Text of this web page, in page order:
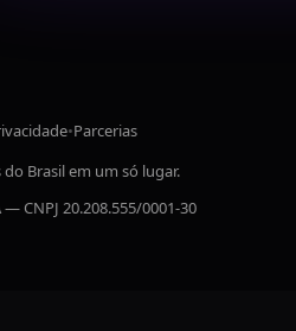
•Parcerias
Brasil em um só lugar.
— CNPJ 20.208.555/0001-30